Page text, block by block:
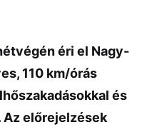
éri el Nagy-
110 km/órás
és
előrejelzések